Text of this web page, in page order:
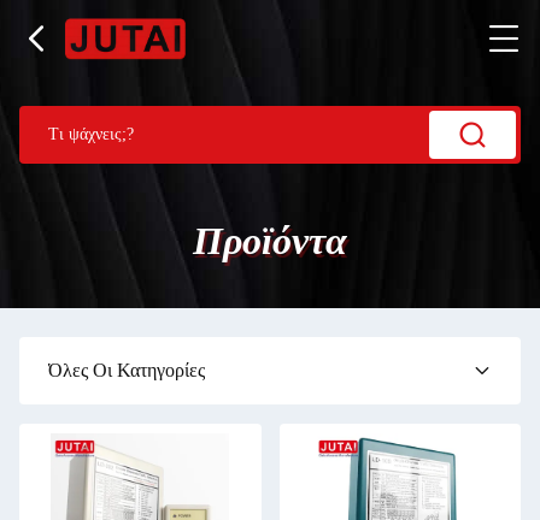
Προϊόντα
Όλες Οι Κατηγορίες